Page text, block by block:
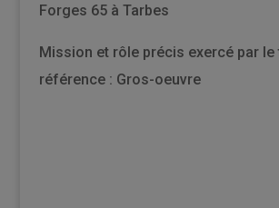
Forges 65 à Tarbes
Mission et rôle précis exercé par le
référence : Gros-oeuvre